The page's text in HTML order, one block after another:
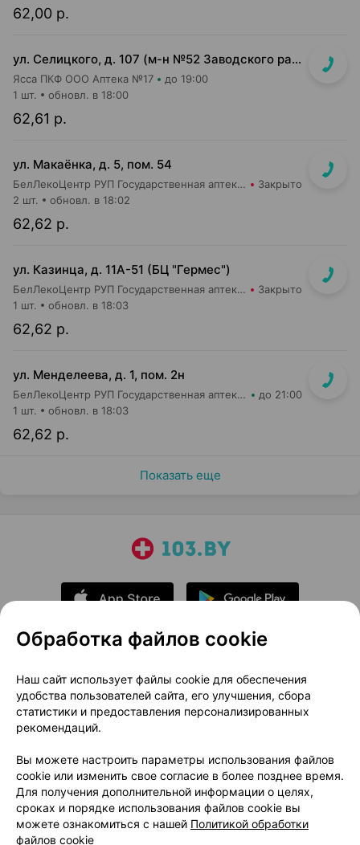
62,00 р.
ул. Селицкого, д. 107 (м-н №52 Заводского райпищеторга)
Ясса ПКФ ООО Аптека №17 до 19:00
62,61 р.
1 шт. обновл. в 18:00
ул. Макаёнка, д. 5, пом. 54
БелЛекоЦентр РУП Государственная аптека №33 Закрыто
62,62 р.
2 шт. обновл. в 18:02
ул. Казинца, д. 11А-51 (БЦ "Гермес")
БелЛекоЦентр РУП Государственная аптека №43 Закрыто
62,62 р.
1 шт. обновл. в 18:03
ул. Менделеева, д. 1, пом. 2н
БелЛекоЦентр РУП Государственная аптека №46 до 21:00
62,62 р.
1 шт. обновл. в 18:03
Показать еще
О проекте
Новости проекта
Размещение рекламы
Медицинский маркетинг
Публичный договор
Доставка
Способы оплаты
Вакансии
Партнеры
Написать руководителю 103.by
Написать в поддержку
Персональные настройки Cookie
Обработка файлов cookie
Наш сайт использует файлы cookie для обеспечения
удобства пользователей сайта, его улучшения, сбора
статистики и предоставления персонализированных
рекомендаций.
Вы можете настроить параметры использования файлов
cookie или изменить свое согласие в более позднее время.
Для получения дополнительной информации о целях,
сроках и порядке использования файлов cookie вы
можете ознакомиться с нашей Политикой обработки
файлов cookie